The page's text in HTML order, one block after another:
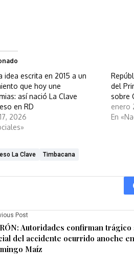
idea escrita en 2015 a un
que hoy une
así nació La Clave
en RD
2026
del
sobre
enero
En
La Clave Timbacana
Post
Autoridades confirman trágico
del accidente ocurrido anoche en
Maíz